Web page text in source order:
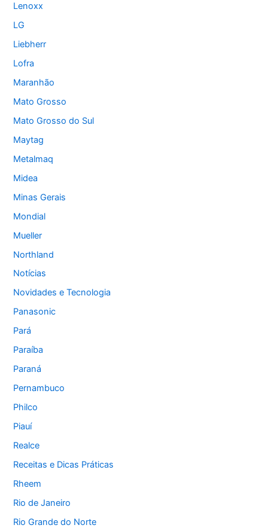
Lenoxx
LG
Liebherr
Lofra
Maranhão
Mato Grosso
Mato Grosso do Sul
Maytag
Metalmaq
Midea
Minas Gerais
Mondial
Mueller
Northland
Notícias
Novidades e Tecnologia
Panasonic
Pará
Paraíba
Paraná
Pernambuco
Philco
Piauí
Realce
Receitas e Dicas Práticas
Rheem
Rio de Janeiro
Rio Grande do Norte